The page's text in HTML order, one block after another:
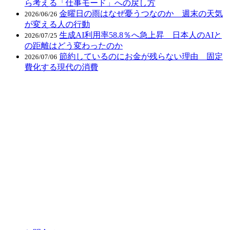
ら考える「仕事モード」への戻し方
2026/06/26 金曜日の雨はなぜ憂うつなのか 週末の天気
が変える人の行動
2026/07/25 生成AI利用率58.8％へ急上昇 日本人のAIと
の距離はどう変わったのか
2026/07/06 節約しているのにお金が残らない理由 固定
費化する現代の消費